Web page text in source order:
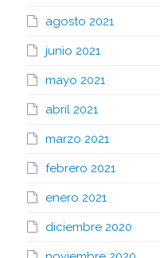
agosto 2021
junio 2021
mayo 2021
abril 2021
marzo 2021
febrero 2021
enero 2021
diciembre 2020